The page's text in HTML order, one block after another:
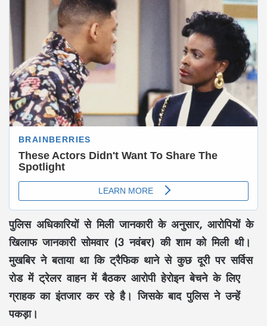
पुलिस अधिकारियों से मिली जानकारी के अनुसार, आरोपियों के
खिलाफ जानकारी सोमवार (3 नवंबर) की शाम को मिली थी।
मुखबिर ने बताया था कि ट्रैफिक थाने से कुछ दूरी पर सर्विस
रोड में ट्रेलर वाहन में बैठकर आरोपी हेरोइन बेचने के लिए
ग्राहक का इंतजार कर रहे है। जिसके बाद पुलिस ने उन्हें
पकड़ा।